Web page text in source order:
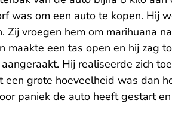
was om een auto te kopen. Hij
vroegen hem om marihuana
maakte een tas open en hij zag
Hij realiseerde zich
grote hoeveelheid was dan
paniek de auto heeft gestart